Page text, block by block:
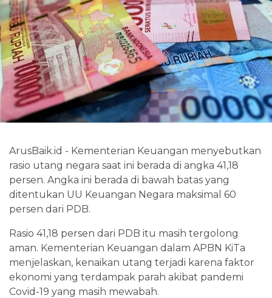
ArusBaik.id - Kementerian Keuangan menyebutkan
rasio utang negara saat ini berada di angka 41,18
persen. Angka ini berada di bawah batas yang
ditentukan UU Keuangan Negara maksimal 60
persen dari PDB.
Rasio 41,18 persen dari PDB itu masih tergolong
aman. Kementerian Keuangan dalam APBN KiTa
menjelaskan, kenaikan utang terjadi karena faktor
ekonomi yang terdampak parah akibat pandemi
Covid-19 yang masih mewabah.